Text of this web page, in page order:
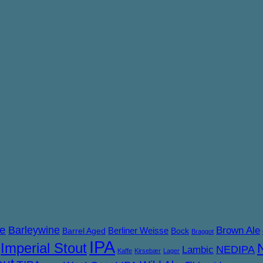
Barleywine Barrel Aged Berliner Weisse Bock Braggot Brown Ale
Imperial Stout IPA Kaffe Kirsebær Lager Lambic NEDIPA